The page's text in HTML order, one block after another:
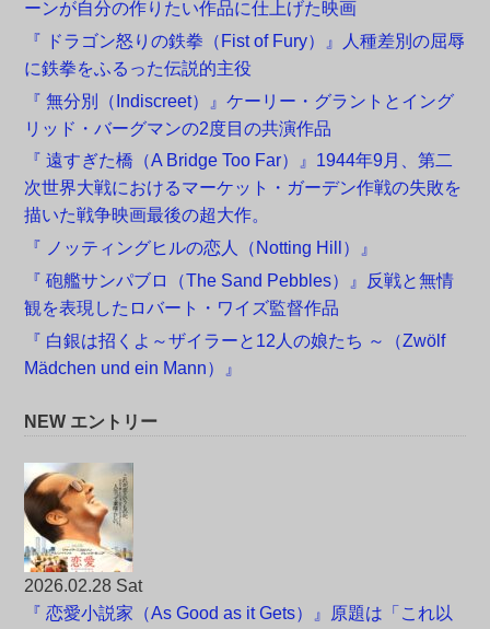
ーンが自分の作りたい作品に仕上げた映画
『 ドラゴン怒りの鉄拳（Fist of Fury）』人種差別の屈辱
に鉄拳をふるった伝説的主役
『 無分別（Indiscreet）』ケーリー・グラントとイング
リッド・バーグマンの2度目の共演作品
『 遠すぎた橋（A Bridge Too Far）』1944年9月、第二
次世界大戦におけるマーケット・ガーデン作戦の失敗を
描いた戦争映画最後の超大作。
『 ノッティングヒルの恋人（Notting Hill）』
『 砲艦サンパブロ（The Sand Pebbles）』反戦と無情
観を表現したロバート・ワイズ監督作品
『 白銀は招くよ～ザイラーと12人の娘たち ～（Zwölf
Mädchen und ein Mann）』
NEW エントリー
2026.02.28 Sat
『 恋愛小説家（As Good as it Gets）』原題は「これ以